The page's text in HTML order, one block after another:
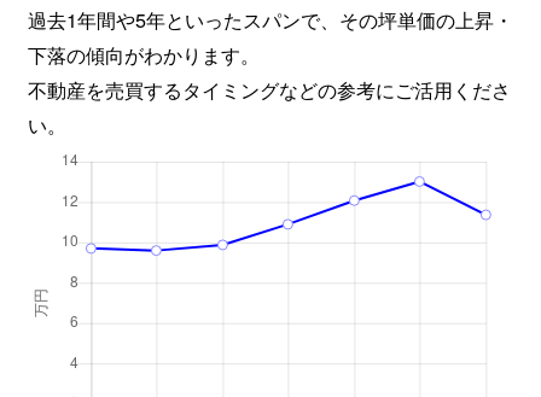
過去1年間や5年といったスパンで、その坪単価の上昇・
下落の傾向がわかります。
不動産を売買するタイミングなどの参考にご活用くださ
い。